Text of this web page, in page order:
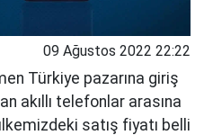
09 Ağustos 2022 22:22
Türkiye pazarına giriş
akıllı telefonlar arasına
satış fiyatı belli